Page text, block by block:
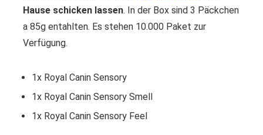
Hause schicken lassen. In der Box sind 3 Päckchen
a 85g entahlten. Es stehen 10.000 Paket zur
Verfügung.
1x Royal Canin Sensory
1x Royal Canin Sensory Smell
1x Royal Canin Sensory Feel